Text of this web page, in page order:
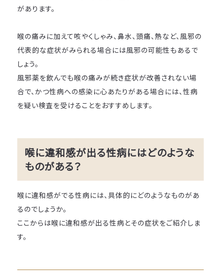
があります。
喉の痛みに加えて咳やくしゃみ、鼻水、頭痛、熱など、風邪の
代表的な症状がみられる場合には風邪の可能性もあるで
しょう。
風邪薬を飲んでも喉の痛みが続き症状が改善されない場
合で、かつ性病への感染に心あたりがある場合には、性病
を疑い検査を受けることをおすすめします。
喉に違和感が出る性病にはどのような
ものがある？
喉に違和感がでる性病には、具体的にどのようなものがあ
るのでしょうか。
ここからは喉に違和感が出る性病とその症状をご紹介しま
す。